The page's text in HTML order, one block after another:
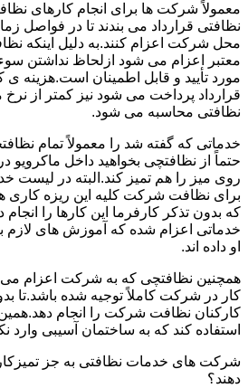
معمولاً شرکت ها برای انجام کارهای
نظافتی قرارداد می بندند تا در فواصل
محل شرکت اعزام کنند.به دلیل اینکه
معتبر اعزام می شود ازلحاظ نداشتن
مورد تأیید و قابل اطمینان است.هزینه
قرارداد پرداخت می شود نیز کمتر از
نظافتی محاسبه می شود.
خدماتی که گفته شد را معمولاً تمام
حتماً از نظافتچی بخواهید داخل ماکرویو
روی میز را هم تمیز کند.البته در
برای نظافت شرکت کلیه این ریزه
که بدون تذکر کارفرما این کارها را
خدماتی اعزام شده که آموزش های
او داده اند.
همچنین نظافتچی که به شرکت اعزام می
کار در شرکت کاملاً توجیه شده باشد.تا
کارکنان نظافت شرکت را انجام
استفاده کند که به ساختمان آسیبی وارد
شرکت های خدمات نظافتی به جز
دهند؟